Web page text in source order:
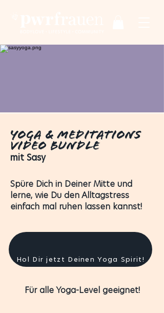
Yoga & Meditations
video bundle
mit Sasy
Spüre Dich in Deiner Mitte und
lerne, wie Du den Alltagstress
einfach mal ruhen lassen kannst!
Hol Dir jetzt Deinen Yoga Spirit!
Für alle Yoga-Level geeignet!